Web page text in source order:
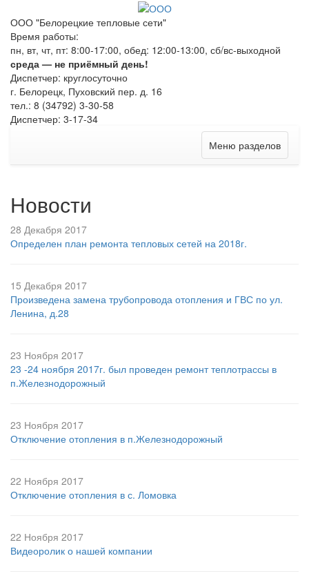
ООО "Белорецкие тепловые сети"
Время работы:
пн, вт, чт, пт: 8:00-17:00, обед: 12:00-13:00, сб/вс-выходной
среда — не приёмный день!
Диспетчер: круглосуточно
г. Белорецк, Пуховский пер. д. 16
тел.: 8 (34792) 3-30-58
Диспетчер: 3-17-34
Меню разделов
Новости
28 Декабря 2017
Определен план ремонта тепловых сетей на 2018г.
15 Декабря 2017
Произведена замена трубопровода отопления и ГВС по ул.
Ленина, д.28
23 Ноября 2017
23 -24 ноября 2017г. был проведен ремонт теплотрассы в
п.Железнодорожный
23 Ноября 2017
Отключение отопления в п.Железнодорожный
22 Ноября 2017
Отключение отопления в с. Ломовка
22 Ноября 2017
Видеоролик о нашей компании